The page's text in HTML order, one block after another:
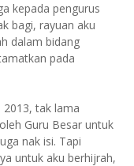
kepada pengurus
bagi, rayuan aku
dalam bidang
pada
2013, tak lama
Guru Besar untuk
nak isi. Tapi
untuk aku berhijrah,